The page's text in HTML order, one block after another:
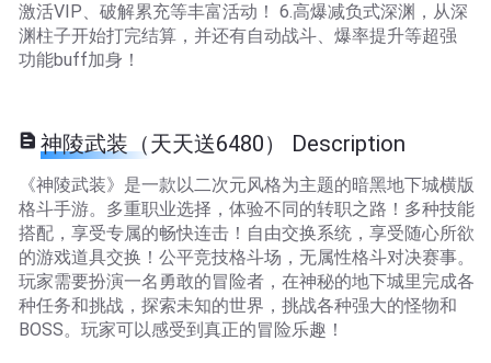
激活VIP、破解累充等丰富活动！ 6.高爆减负式深渊，从深
渊柱子开始打完结算，并还有自动战斗、爆率提升等超强
功能buff加身！
神陵武装（天天送6480） Description
《神陵武装》是一款以二次元风格为主题的暗黑地下城横版
格斗手游。多重职业选择，体验不同的转职之路！多种技能
搭配，享受专属的畅快连击！自由交换系统，享受随心所欲
的游戏道具交换！公平竞技格斗场，无属性格斗对决赛事。
玩家需要扮演一名勇敢的冒险者，在神秘的地下城里完成各
种任务和挑战，探索未知的世界，挑战各种强大的怪物和
BOSS。玩家可以感受到真正的冒险乐趣！